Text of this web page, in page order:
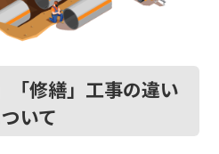
「修繕」工事の違い
いて